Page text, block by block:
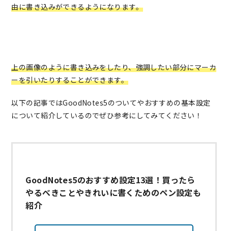
由に書き込みができるようになります。
上の画像のように書き込みをしたり、強調したい部分にマーカ
ーを引いたりすることができます。
以下の記事ではGoodNotes5のついてやおすすめの基本設定
について紹介しているのでぜひ参考にしてみてください！
GoodNotes5のおすすめ設定13選！買ったら
やるべきことやきれいに書くためのペン設定も
紹介